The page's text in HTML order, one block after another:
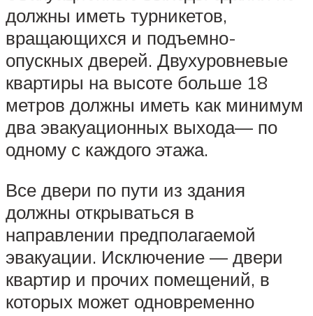
должны иметь турникетов,
вращающихся и подъемно-
опускных дверей. Двухуровневые
квартиры на высоте больше 18
метров должны иметь как минимум
два эвакуационных выхода— по
одному с каждого этажа.
Все двери по пути из здания
должны открываться в
направлении предполагаемой
эвакуации. Исключение — двери
квартир и прочих помещений, в
которых может одновременно